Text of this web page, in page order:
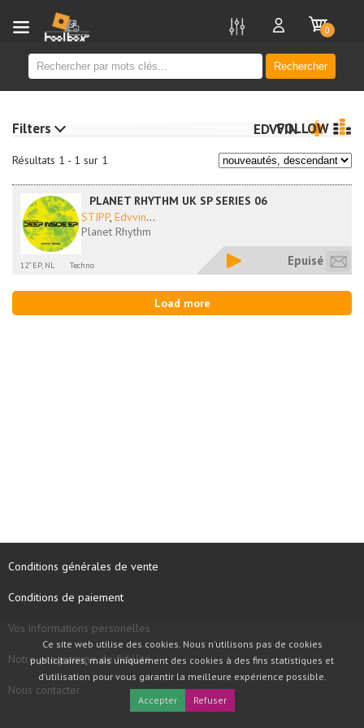
Rechercher
0
Résultats 1 - 1 sur 1
EDVVINFOLLOW
PLANET RHYTHM UK SP SERIES 06
STIPP, Edvvin...
Planet Rhythm
12" EP, NL Techno Epuisé
Load more
Filters
Conditions générales de vente
Conditions de paiement
Vos informations personelles
Notre programme de fidélité
Nous contacter
Ce site web utilise des cookies. Nous n'utilisons pas de cookies
publicitaires, mais uniquement des cookies à des fins statistiques et
d'utilisation pour vous garantir la meilleure expérience possible.
Accepter
Refuser